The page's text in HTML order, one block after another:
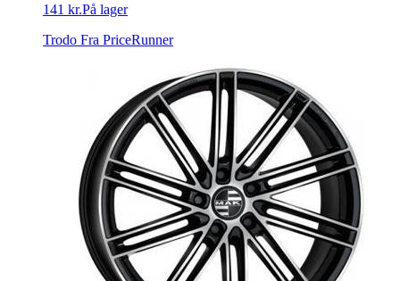
141 kr.På lager
Trodo Fra PriceRunner